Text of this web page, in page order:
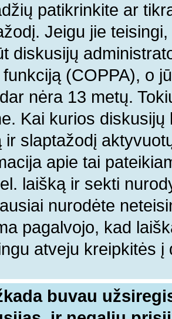
patikrinkite ar
Jeigu jie
diskusijų
(COPPA), o
nėra 13 metų.
Kai kurios
ir slaptažodį
apie tai
laišką ir sekti
nurodėte
pagalvojo, kad
atveju kreipkitės
buvau